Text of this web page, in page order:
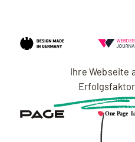
Ihre Webseite
Erfolgsfaktor